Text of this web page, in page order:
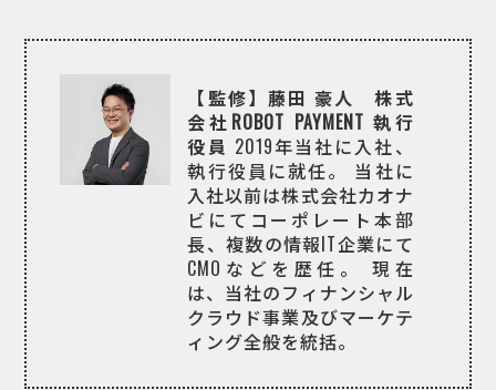
【監修】藤田 豪人 株式
会社ROBOT PAYMENT 執行
役員 2019年当社に入社、
執行役員に就任。
当社に
入社以前は株式会社カオナ
ビにてコーポレート本部
長、複数の情報IT企業にて
CMOなどを歴任。
現在
は、当社のフィナンシャル
クラウド事業及びマーケテ
ィング全般を統括。